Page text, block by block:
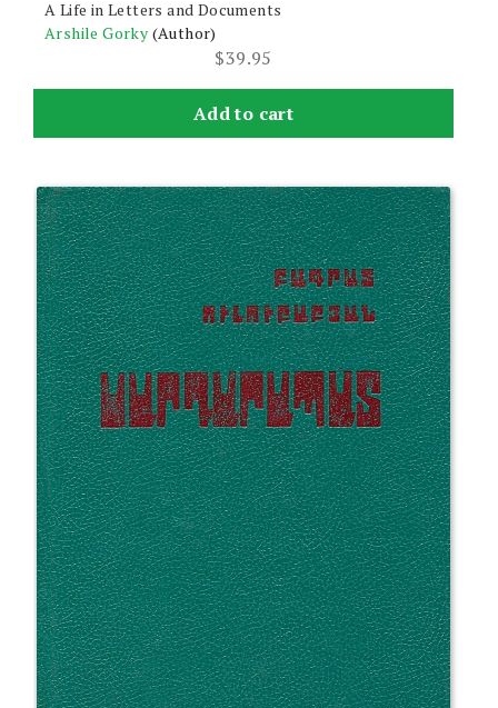
A Life in Letters and Documents
Arshile Gorky (Author)
$39.95
Add to cart